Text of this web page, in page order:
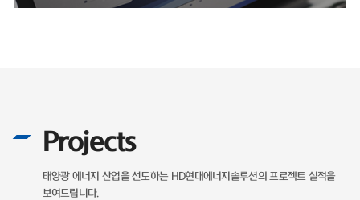
Projects
태양광 에너지 산업을 선도하는 HD현대에너지솔루션의 프로젝트 실적을
보여드립니다.